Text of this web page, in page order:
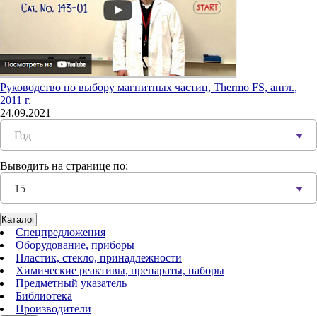
Руководство по выбору магнитных частиц, Thermo FS, англ.,
2011 г.
24.09.2021
Год
Выводить на странице по:
15
Каталог
Спецпредложения
Оборудование, приборы
Пластик, стекло, принадлежности
Химические реактивы, препараты, наборы
Предметный указатель
Библиотека
Производители